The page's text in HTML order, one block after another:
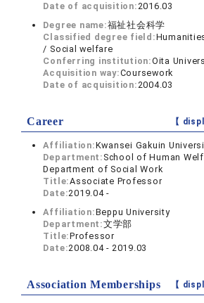
Date of acquisition:2016.03
Degree name:福祉社会科学
Classified degree field:
/ Social welfare
Conferring institution:Oita
Acquisition way:Coursework
Date of acquisition:2004.03
Career 【
Affiliation:Kwansei Gakuin
Department: School of Human
Department of Social Work
Title:Associate Professor
Date:2019.04 -
Affiliation:Beppu University
Department:文学部
Title:Professor
Date:2008.04 - 2019.03
Association Memberships 【